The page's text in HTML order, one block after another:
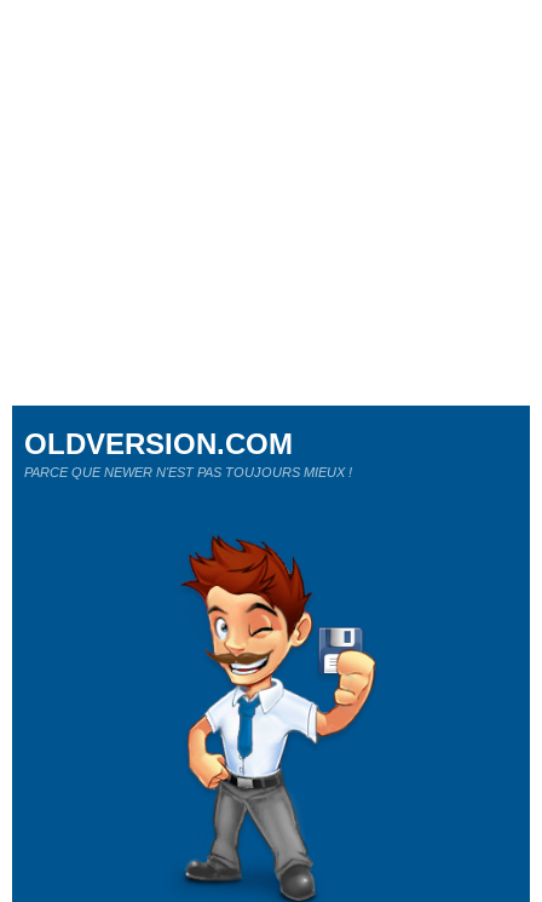
OLDVERSION.COM
PARCE QUE NEWER N'EST PAS TOUJOURS MIEUX !